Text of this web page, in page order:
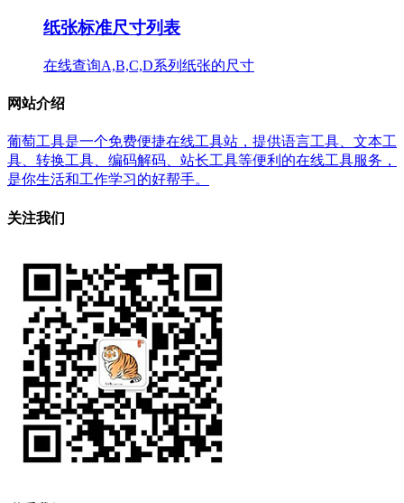
纸张标准尺寸列表
在线查询A,B,C,D系列纸张的尺寸
网站介绍
葡萄工具是一个免费便捷在线工具站，提供语言工具、文本工
具、转换工具、编码解码、站长工具等便利的在线工具服务，
是你生活和工作学习的好帮手。
关注我们